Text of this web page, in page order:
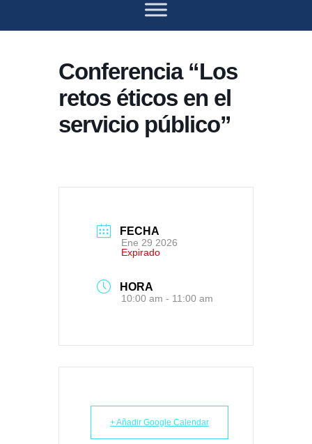
Conferencia “Los
retos éticos en el
servicio público”
FECHA
Ene 29 2026
Expirado
HORA
10:00 am - 11:00 am
+ Añadir Google Calendar